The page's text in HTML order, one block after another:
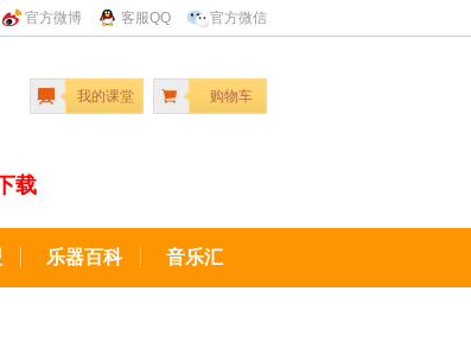
官方微博 客服QQ 官方微信
我的课堂 购物车
载
乐器百科 音乐汇